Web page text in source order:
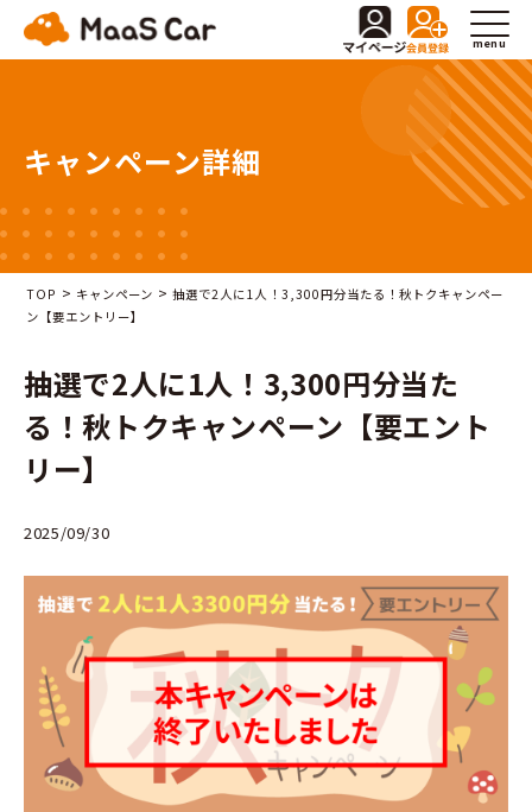
menu
キャンペーン詳細
TOP > キャンペーン >抽選で2人に1人！3,300円分当たる！秋トクキャンペー
ン【要エントリー】
抽選で2人に1人！3,300円分当た
る！秋トクキャンペーン【要エント
リー】
2025/09/30